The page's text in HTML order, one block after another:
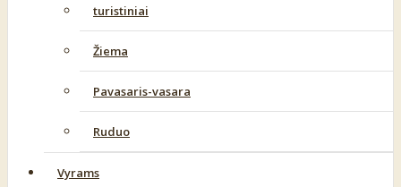
turistiniai
Žiema
Pavasaris-vasara
Ruduo
Vyrams